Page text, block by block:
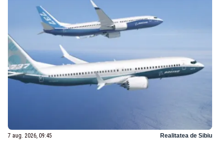
7 aug. 2026, 09:45 Realitatea de Sibiu